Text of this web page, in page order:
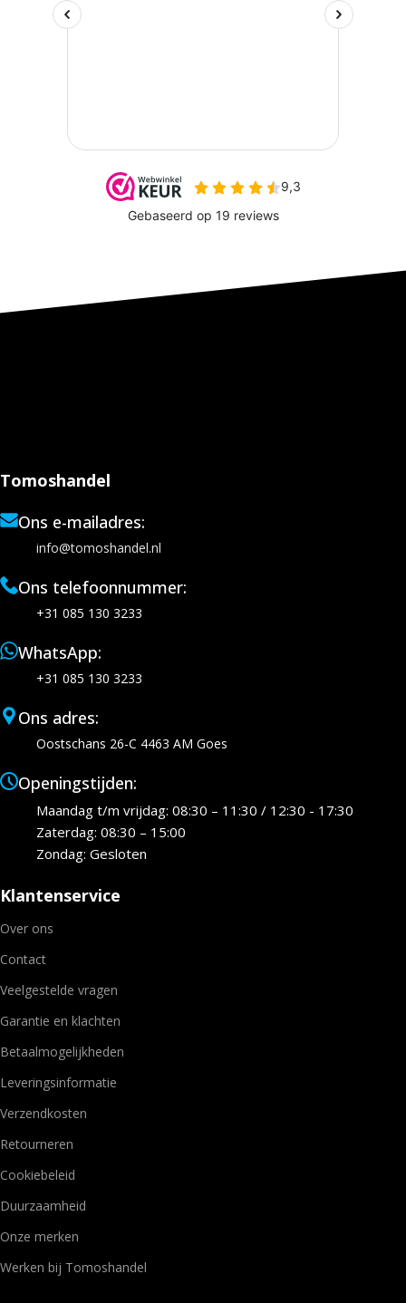
Tomoshandel
Ons e-mailadres:
info@tomoshandel.nl
Ons telefoonnummer:
+31 085 130 3233
WhatsApp:
+31 085 130 3233
Ons adres:
Oostschans 26-C 4463 AM Goes
Openingstijden:
Maandag t/m vrijdag: 08:30 – 11:30 / 12:30 - 17:30
Zaterdag: 08:30 – 15:00
Zondag: Gesloten
Klantenservice
Over ons
Contact
Veelgestelde vragen
Garantie en klachten
Betaalmogelijkheden
Leveringsinformatie
Verzendkosten
Retourneren
Cookiebeleid
Duurzaamheid
Onze merken
Werken bij Tomoshandel